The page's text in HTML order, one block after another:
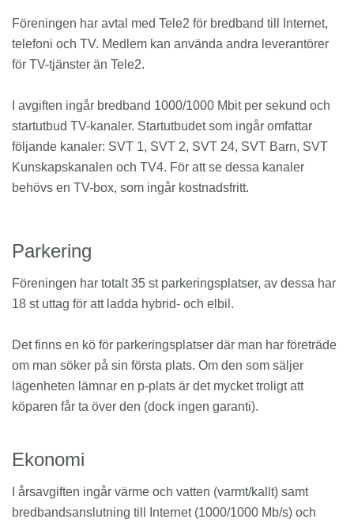
Föreningen har avtal med Tele2 för bredband till Internet,
telefoni och TV. Medlem kan använda andra leverantörer
för TV-tjänster än Tele2.
I avgiften ingår bredband 1000/1000 Mbit per sekund och
startutbud TV-kanaler. Startutbudet som ingår omfattar
följande kanaler: SVT 1, SVT 2, SVT 24, SVT Barn, SVT
Kunskapskanalen och TV4. För att se dessa kanaler
behövs en TV-box, som ingår kostnadsfritt.
Parkering
Föreningen har totalt 35 st parkeringsplatser, av dessa har
18 st uttag för att ladda hybrid- och elbil.
Det finns en kö för parkeringsplatser där man har företräde
om man söker på sin första plats. Om den som säljer
lägenheten lämnar en p-plats är det mycket troligt att
köparen får ta över den (dock ingen garanti).
Ekonomi
I årsavgiften ingår värme och vatten (varmt/kallt) samt
bredbandsanslutning till Internet (1000/1000 Mb/s) och